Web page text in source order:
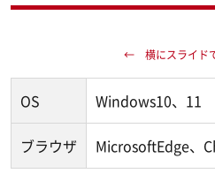
OS Windows10、11
ブラウザ MicrosoftEdge、